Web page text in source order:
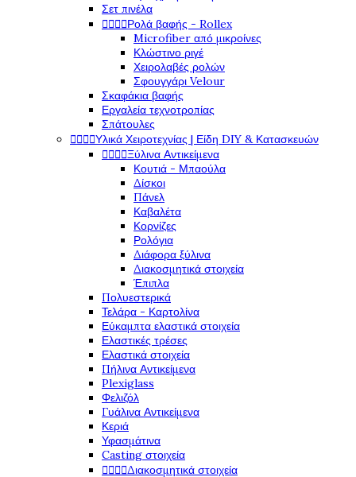
Σετ πινέλα
Ρολά βαφής - Rollex
Microfiber από μικροίνες
Κλώστινο ριγέ
Χειρολαβές ρολών
Σφουγγάρι Velour
Σκαφάκια βαφής
Εργαλεία τεχνοτροπίας
Σπάτουλες
Υλικά Χειροτεχνίας | Είδη DIY & Κατασκευών
Ξύλινα Αντικείμενα
Κουτιά - Μπαούλα
Δίσκοι
Πάνελ
Καβαλέτα
Κορνίζες
Ρολόγια
Διάφορα ξύλινα
Διακοσμητικά στοιχεία
Έπιπλα
Πολυεστερικά
Τελάρα - Καρτολίνα
Εύκαμπτα ελαστικά στοιχεία
Ελαστικές τρέσες
Ελαστικά στοιχεία
Πήλινα Αντικείμενα
Plexiglass
Φελιζόλ
Γυάλινα Αντικείμενα
Κεριά
Υφασμάτινα
Casting στοιχεία
Διακοσμητικά στοιχεία